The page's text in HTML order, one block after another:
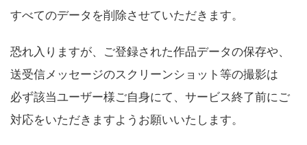
すべてのデータを削除させていただきます。
恐れ入りますが、ご登録された作品データの保存や、
送受信メッセージのスクリーンショット等の撮影は
必ず該当ユーザー様ご自身にて、サービス終了前にご
対応をいただきますようお願いいたします。